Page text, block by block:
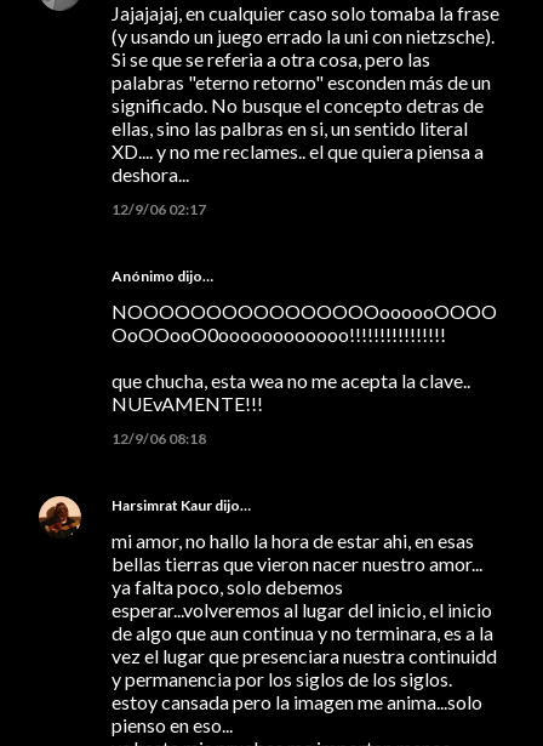
Jajajajaj, en cualquier caso solo tomaba la frase
(y usando un juego errado la uni con nietzsche).
Si se que se referia a otra cosa, pero las
palabras "eterno retorno" esconden más de un
significado. No busque el concepto detras de
ellas, sino las palbras en si, un sentido literal
XD.... y no me reclames.. el que quiera piensa a
deshora...
12/9/06 02:17
Anónimo dijo…
NOOOOOOOOOOOOOOOOoooooOOOO
OoOOooO0oooooooooooo!!!!!!!!!!!!!!!!
que chucha, esta wea no me acepta la clave..
NUEvAMENTE!!!
12/9/06 08:18
Harsimrat Kaur dijo…
mi amor, no hallo la hora de estar ahi, en esas
bellas tierras que vieron nacer nuestro amor...
ya falta poco, solo debemos
esperar...volveremos al lugar del inicio, el inicio
de algo que aun continua y no terminara, es a la
vez el lugar que presenciara nuestra continuidd
y permanencia por los siglos de los siglos.
estoy cansada pero la imagen me anima...solo
pienso en eso...